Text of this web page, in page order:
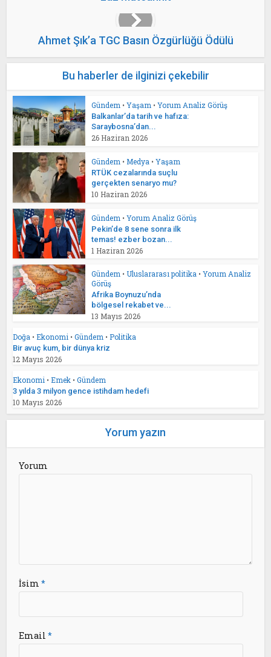
Ahmet Şık’a TGC Basın Özgürlüğü Ödülü
Bu haberler de ilginizi çekebilir
Gündem • Yaşam • Yorum Analiz Görüş
Balkanlar’da tarih ve hafıza:
Saraybosna’dan...
26 Haziran 2026
Gündem • Medya • Yaşam
RTÜK cezalarında suçlu
gerçekten senaryo mu?
10 Haziran 2026
Gündem • Yorum Analiz Görüş
Pekin’de 8 sene sonra ilk
temas! ezber bozan...
1 Haziran 2026
Gündem • Uluslararası politika • Yorum Analiz
Görüş
Afrika Boynuzu’nda
bölgesel rekabet ve...
13 Mayıs 2026
Doğa • Ekonomi • Gündem • Politika
Bir avuç kum, bir dünya kriz
12 Mayıs 2026
Ekonomi • Emek • Gündem
3 yılda 3 milyon gence istihdam hedefi
10 Mayıs 2026
Yorum yazın
Yorum
İsim*
Email*